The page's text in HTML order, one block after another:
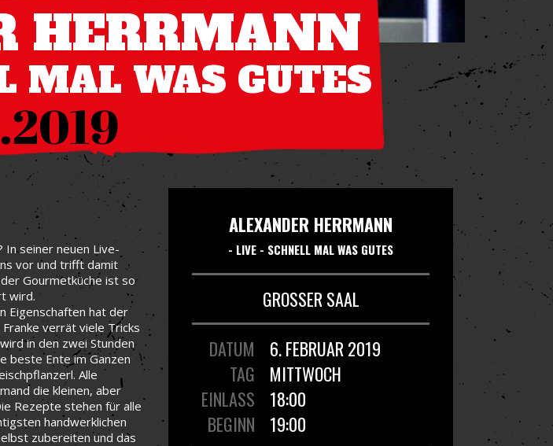
HERRMANN
MAL WAS GUTES
In seiner neuen Live-
vor und trifft damit
Gourmetküche ist so
wird.
Eigenschaften hat der
verrät viele Tricks
in den zwei Stunden
beste Ente im Ganzen
Alle
die kleinen, aber
Rezepte stehen für alle
handwerklichen
zubereiten und das
ALEXANDER HERRMANN
- LIVE - SCHNELL MAL WAS GUTES
GROSSER SAAL
DATUM
6. FEBRUAR 2019
TAG
MITTWOCH
EINLASS
18:00
BEGINN
19:00